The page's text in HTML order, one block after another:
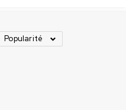
Popularité